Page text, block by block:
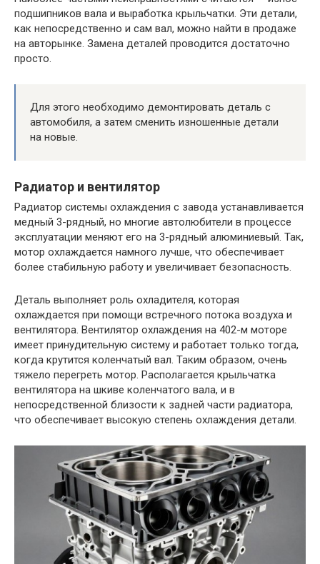
подшипников вала и выработка крыльчатки. Эти детали,
как непосредственно и сам вал, можно найти в продаже
на авторынке. Замена деталей проводится достаточно
просто.
Для этого необходимо демонтировать деталь с
автомобиля, а затем сменить изношенные детали
на новые.
Радиатор и вентилятор
Радиатор системы охлаждения с завода устанавливается
медный 3-рядный, но многие автолюбители в процессе
эксплуатации меняют его на 3-рядный алюминиевый. Так,
мотор охлаждается намного лучше, что обеспечивает
более стабильную работу и увеличивает безопасность.
Деталь выполняет роль охладителя, которая
охлаждается при помощи встречного потока воздуха и
вентилятора. Вентилятор охлаждения на 402-м моторе
имеет принудительную систему и работает только тогда,
когда крутится коленчатый вал. Таким образом, очень
тяжело перегреть мотор. Располагается крыльчатка
вентилятора на шкиве коленчатого вала, и в
непосредственной близости к задней части радиатора,
что обеспечивает высокую степень охлаждения детали.